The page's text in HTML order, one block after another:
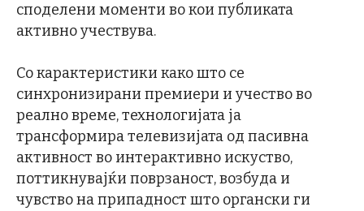
споделени моменти во кои публиката
активно учествува.
Со карактеристики како што се
синхронизирани премиери и учество во
реално време, технологијата ја
трансформира телевизијата од пасивна
активност во интерактивно искуство,
поттикнувајќи поврзаност, возбуда и
чувство на припадност што органски ги